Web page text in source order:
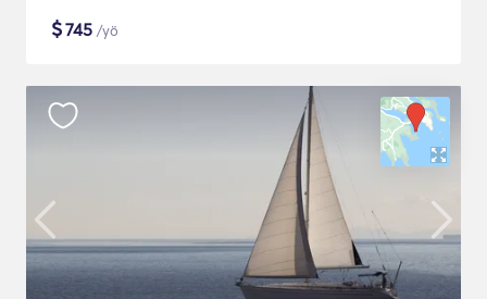
$745 /yö